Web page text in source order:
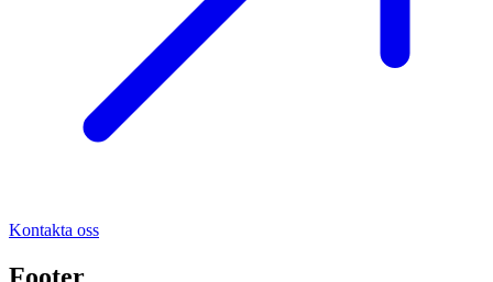
Kontakta oss